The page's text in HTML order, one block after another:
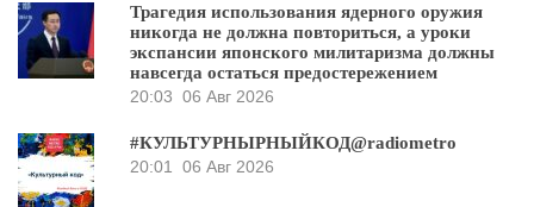
Трагедия использования ядерного оружия
никогда не должна повториться, а уроки
экспансии японского милитаризма должны
навсегда остаться предостережением
20:03 06 Авг 2026
#КУЛЬТУРНЫРНЫЙКОД@radiometro
20:01
06 Авг 2026